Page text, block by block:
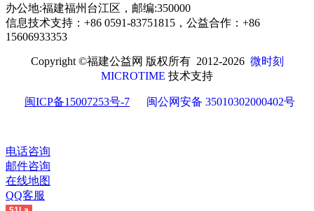
办公地:福建福州台江区，邮编:350000
信息技术支持：+86 0591-83751815，公益合作：+86
15606933353
Copyright ©福建公益网 版权所有 2012-2026 微时刻
MICROTIME 技术支持
闽ICP备15007253号-7 闽公网安备 35010302000402号
电话咨询
邮件咨询
在线地图
QQ客服